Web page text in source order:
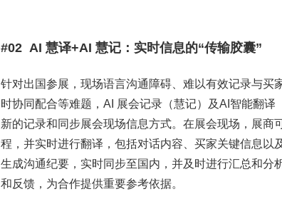
#02 AI 慧译+AI 慧记：实时信息的“传输胶囊”
针对出国参展，现场语言沟通障碍、难以有效记录与买
时协同配合等难题，AI 展会记录（慧记）及AI智能翻
新的记录和同步展会现场信息方式。在展会现场，展商
程，并实时进行翻译，包括对话内容、买家关键信息以
生成沟通纪要，实时同步至国内，并及时进行汇总和分
和反馈，为合作提供重要参考依据。